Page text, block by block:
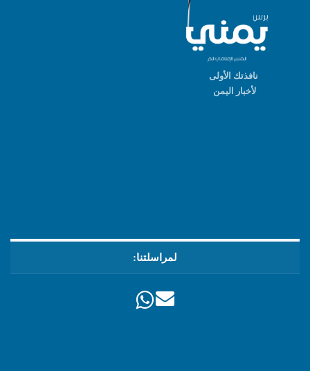
نافذتك الأولى
لأخبار اليمن
لمراسلتنا: